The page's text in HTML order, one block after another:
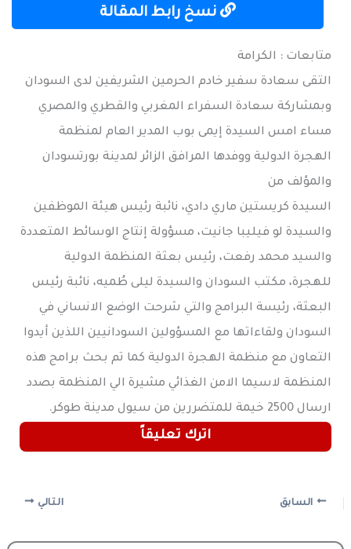
نسخ رابط المقالة
متابعات : الكرامة
التقى سعادة سفير خادم الحرمين الشريفين لدى السودان
وبمشاركة سعادة السفراء المغربي والقطري والمصري
مساء امس السيدة إيمى بوب المدير العام لمنظمة
الهجرة الدولية ووفدها المرافق الزائر لمدينة بورتسودان
والمؤلف من
السيدة كريستين ماري دادي، نائبة رئيس هيئة الموظفين
والسيدة لو فيليبا جانيت، مسؤولة إنتاج الوسائط المتعددة
والسيد محمد رفعت، رئيس بعثة المنظمة الدولية
للهجرة، مكتب السودان والسيدة ليلى طُميه، نائبة رئيس
البعثة، رئيسة البرامج والتي شرحت الوضع الانساني في
السودان ولقاءاتها مع المسؤولين السودانيين اللذين أيدوا
التعاون مع منظمة الهجرة الدولية كما تم بحث برامج هذه
المنظمة لاسيما الامن الغذائي مشيرة الي المنظمة بصدد
ارسال 2500 خيمة للمتضررين من سيول مدينة طوكر.
اترك تعليقاً
السابق التالي